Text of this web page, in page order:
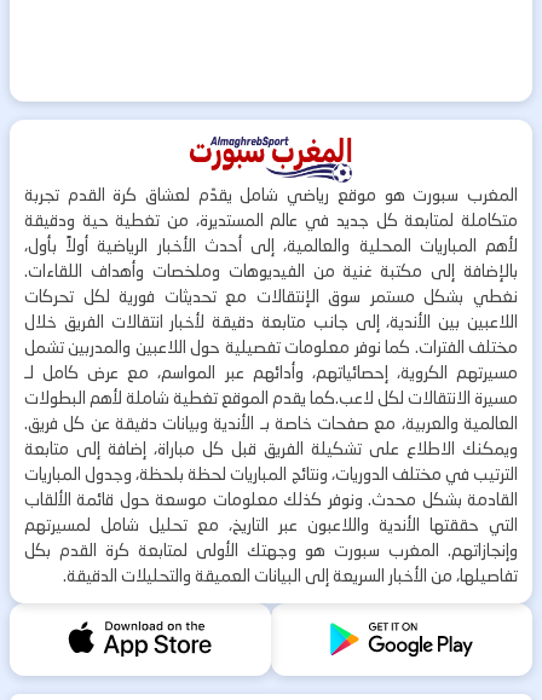
المغرب سبورت هو موقع رياضي شامل يقدّم لعشاق كرة القدم تجربة
متكاملة لمتابعة كل جديد في عالم المستديرة، من تغطية حية ودقيقة
لأهم المباريات المحلية والعالمية، إلى أحدث الأخبار الرياضية أولاً بأول،
بالإضافة إلى مكتبة غنية من الفيديوهات وملخصات وأهداف اللقاءات.
نغطي بشكل مستمر سوق الإنتقالات مع تحديثات فورية لكل تحركات
اللاعبين بين الأندية، إلى جانب متابعة دقيقة لأخبار انتقالات الفريق خلال
مختلف الفترات. كما نوفر معلومات تفصيلية حول اللاعبين والمدربين تشمل
مسيرتهم الكروية، إحصائياتهم، وأدائهم عبر المواسم، مع عرض كامل لـ
مسيرة الانتقالات لكل لاعب.كما يقدم الموقع تغطية شاملة لأهم البطولات
العالمية والعربية، مع صفحات خاصة بـ الأندية وبيانات دقيقة عن كل فريق.
ويمكنك الاطلاع على تشكيلة الفريق قبل كل مباراة، إضافة إلى متابعة
الترتيب في مختلف الدوريات، ونتائج المباريات لحظة بلحظة، وجدول المباريات
القادمة بشكل محدث. ونوفر كذلك معلومات موسعة حول قائمة الألقاب
التي حققتها الأندية واللاعبون عبر التاريخ، مع تحليل شامل لمسيرتهم
وإنجازاتهم. المغرب سبورت هو وجهتك الأولى لمتابعة كرة القدم بكل
تفاصيلها، من الأخبار السريعة إلى البيانات العميقة والتحليلات الدقيقة.